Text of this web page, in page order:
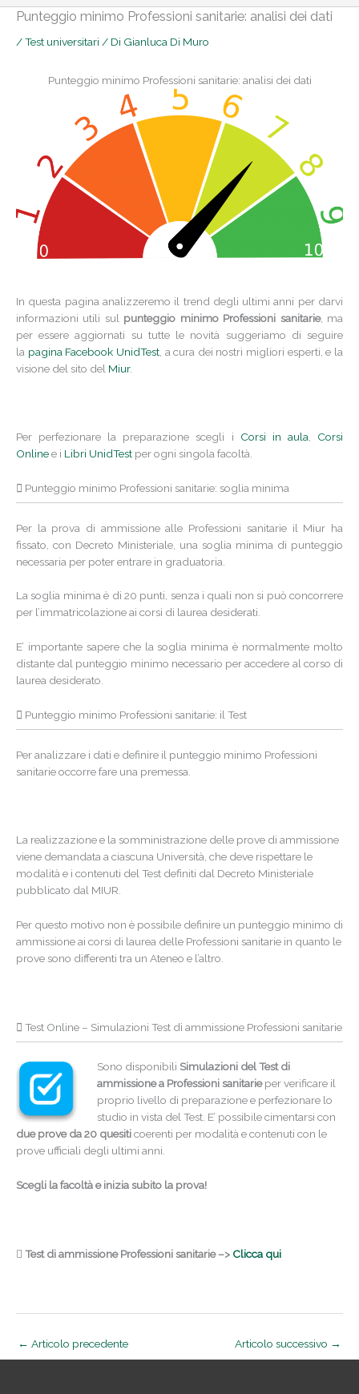
Punteggio minimo Professioni sanitarie: analisi dei dati
/Test universitari / Di Gianluca Di Muro
Punteggio minimo Professioni sanitarie: analisi dei dati
In questa pagina analizzeremo il trend degli ultimi anni per darvi
informazioni utili sul punteggio minimo Professioni sanitarie, ma
per essere aggiornati su tutte le novità suggeriamo di seguire
la pagina Facebook UnidTest, a cura dei nostri migliori esperti, e la
visione del sito del Miur.
Per perfezionare la preparazione scegli i Corsi in aula, Corsi
Onlinee i Libri UnidTest per ogni singola facoltà.
Punteggio minimo Professioni sanitarie: soglia minima
Per la prova di ammissione alle Professioni sanitarie il Miur ha
fissato, con Decreto Ministeriale, una soglia minima di punteggio
necessaria per poter entrare in graduatoria.
La soglia minima è di 20 punti, senza i quali non si può concorrere
per l’immatricolazione ai corsi di laurea desiderati.
E’ importante sapere che la soglia minima è normalmente molto
distante dal punteggio minimo necessario per accedere al corso di
laurea desiderato.
Punteggio minimo Professioni sanitarie: il Test
Per analizzare i dati e definire il punteggio minimo Professioni
sanitarie occorre fare una premessa.
La realizzazione e la somministrazione delle prove di ammissione
viene demandata a ciascuna Università, che deve rispettare le
modalità e i contenuti del Test definiti dal Decreto Ministeriale
pubblicato dal MIUR.
Per questo motivo non è possibile definire un punteggio minimo di
ammissione ai corsi di laurea delle Professioni sanitarie in quanto le
prove sono differenti tra un Ateneo e l’altro.
Test Online – Simulazioni Test di ammissione Professioni sanitarie
Sono disponibili Simulazioni del Test di
ammissione a Professioni sanitarieper verificare il
proprio livello di preparazione e perfezionare lo
studio in vista del Test. E’ possibile cimentarsi con
due prove da 20 quesiticoerenti per modalità e contenuti con le
prove ufficiali degli ultimi anni.
Scegli la facoltà e inizia subito la prova!
Test di ammissione Professioni sanitarie –> Clicca qui
← Articolo precedente Articolo successivo →